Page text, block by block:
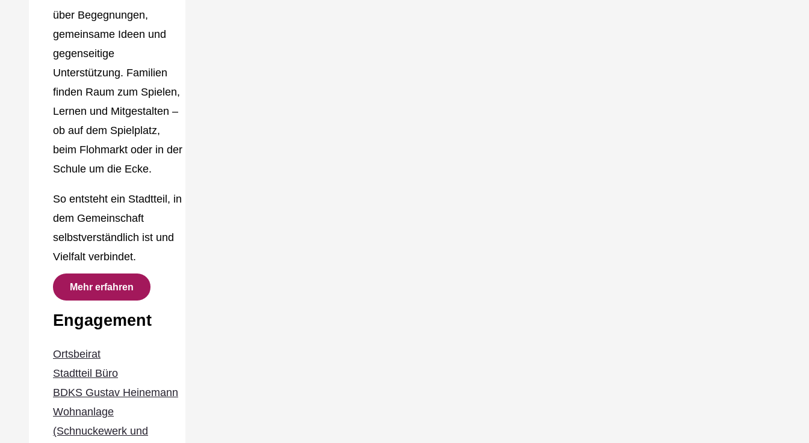
über Begegnungen,
gemeinsame Ideen und
gegenseitige
Unterstützung. Familien
finden Raum zum Spielen,
Lernen und Mitgestalten –
ob auf dem Spielplatz,
beim Flohmarkt oder in der
Schule um die Ecke.
So entsteht ein Stadtteil, in
dem Gemeinschaft
selbstverständlich ist und
Vielfalt verbindet.
Mehr erfahren
Engagement
Ortsbeirat
Stadtteil Büro
BDKS Gustav Heinemann
Wohnanlage
(Schnuckewerk und